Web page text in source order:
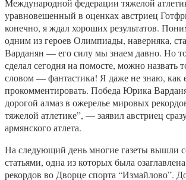
Международной федерации тяжелой
уравновешенный в оценках австриец
конечно, я ждал хороших результатов.
одним из героев Олимпиады, наверняка,
Варданян — его силу мы знаем давно. Но
сделал сегодня на помосте, можно назвать
словом — фантастика! Я даже не знаю, как
прокомментировать. Победа Юрика
дорогой алмаз в ожерелье мировых
тяжелой атлетике”, — заявил австриец
армянского атлета.
На следующий день многие газеты вышли
статьями, одна из которых была
рекордов во Дворце спорта “Измайлово”.